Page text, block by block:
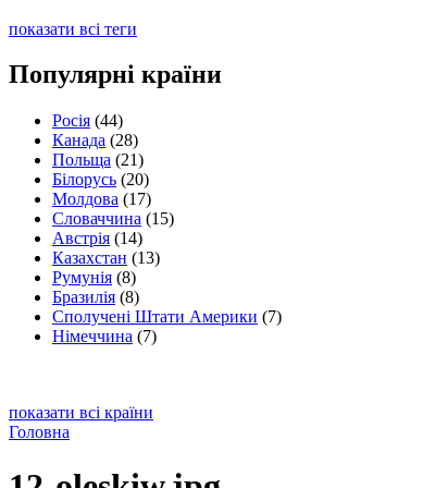
показати всі теги
Популярні країни
Росія (44)
Канада (28)
Польща (21)
Білорусь (20)
Молдова (17)
Словаччина (15)
Австрія (14)
Казахстан (13)
Румунія (8)
Бразилія (8)
Сполучені Штати Америки (7)
Німеччина (7)
показати всі країни
Головна